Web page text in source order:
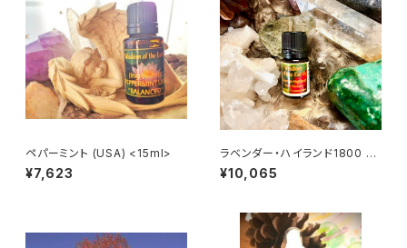
ペパーミント (USA) <15ml>
¥7,623
ラベンダー・ハイランド1800 <5
ml>
¥10,065